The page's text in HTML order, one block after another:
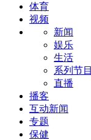
体育
视频
新闻
娱乐
生活
系列节目
直播
播客
互动新闻
专题
保健